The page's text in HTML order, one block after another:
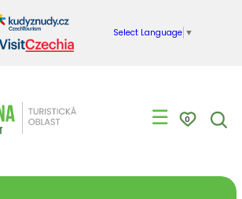
Select Language ▼
☰ 0